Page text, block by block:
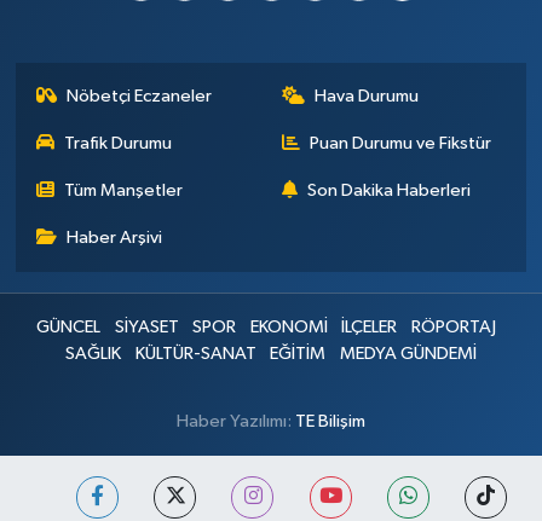
Nöbetçi Eczaneler Hava Durumu
Trafik Durumu Puan Durumu ve Fikstür
Tüm Manşetler Son Dakika Haberleri
Haber Arşivi
GÜNCEL SİYASET SPOR EKONOMİ İLÇELER
RÖPORTAJ
SAĞLIK
KÜLTÜR-SANAT EĞİTİM MEDYA GÜNDEMİ
Haber Yazılımı: TE Bilişim